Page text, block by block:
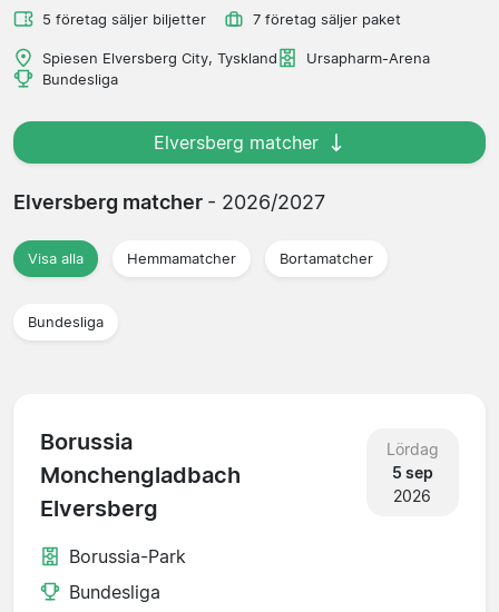
5 företag säljer biljetter 7 företag säljer paket
Spiesen Elversberg City, Tyskland
Ursapharm-Arena
Bundesliga
Elversberg matcher
Elversberg matcher - 2026/2027
Visa alla Hemmamatcher Bortamatcher
Bundesliga
Borussia
Monchengladbach
Elversberg
Lördag
5 sep
2026
Borussia-Park
Bundesliga